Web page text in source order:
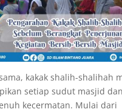
kakak shalih-shalihah
setiap sudut masjid
kecermatan. Mulai dari